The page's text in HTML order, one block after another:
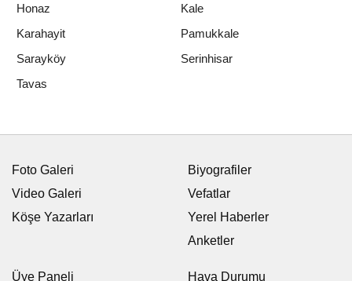
Honaz
Kale
Karahayit
Pamukkale
Sarayköy
Serinhisar
Tavas
Foto Galeri
Video Galeri
Köşe Yazarları
Biyografiler
Vefatlar
Yerel Haberler
Anketler
Üye Paneli Hava Durumu